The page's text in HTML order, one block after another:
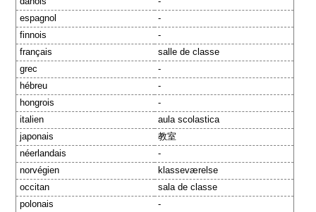
espagnol
-
finnois
-
français
salle de classe
grec
-
hébreu
-
hongrois
-
italien
aula scolastica
japonais
教室
néerlandais
-
norvégien
klasseværelse
occitan
sala de classe
polonais
-